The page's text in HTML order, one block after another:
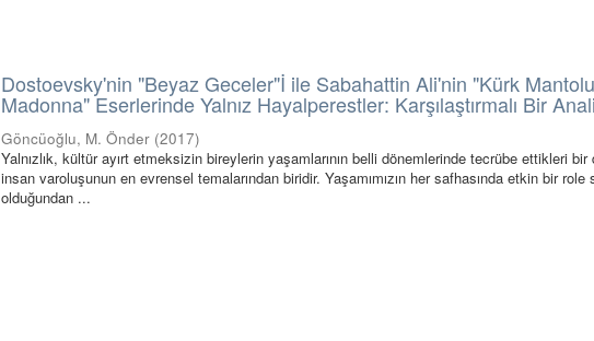
Dostoevsky'nin "Beyaz Geceler"İ ile Sabahattin Ali'nin "Kürk Mantolu
Madonna" Eserlerinde Yalnız Hayalperestler: Karşılaştırmalı Bir
Göncüoğlu, M. Önder (2017)
Yalnızlık, kültür ayırt etmeksizin bireylerin yaşamlarının belli dönemlerinde tecrübe ettikleri
insan varoluşunun en evrensel temalarından biridir. Yaşamımızın her safhasında etkin bir role
olduğundan ...